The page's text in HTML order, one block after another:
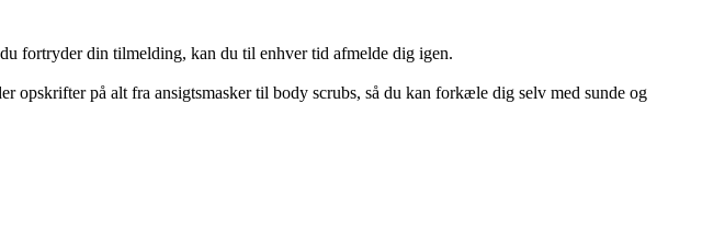
fortryder din tilmelding, kan du til enhver tid afmelde dig igen.
opskrifter på alt fra ansigtsmasker til body scrubs, så du kan forkæle dig selv med sunde og